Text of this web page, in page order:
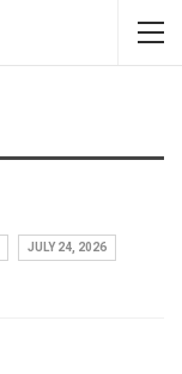
JULY 24, 2026